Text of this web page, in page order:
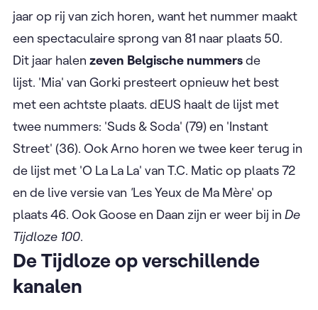
jaar op rij van zich horen, want het nummer maakt
een spectaculaire sprong van 81 naar plaats 50.
Dit jaar halen zeven Belgische nummersde
lijst. 'Mia' van Gorki presteert opnieuw het best
met een achtste plaats. dEUS haalt de lijst met
twee nummers: 'Suds & Soda' (79) en 'Instant
Street' (36). Ook Arno horen we twee keer terug in
de lijst met 'O La La La' van T.C. Matic op plaats 72
en de live versie van 'Les Yeux de Ma Mère' op
plaats 46. Ook Goose en Daan zijn er weer bij in De
Tijdloze 100.
De Tijdloze op verschillende
kanalen